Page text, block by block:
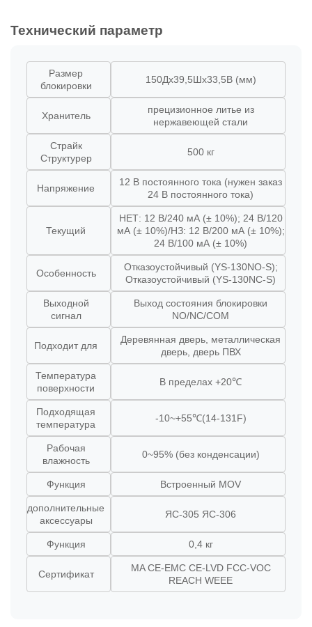
Технический параметр
Размер
блокировки
150Дx39,5Шx33,5В (мм)
Хранитель
прецизионное литье из
нержавеющей стали
Страйк
Структурер
500 кг
Напряжение
12 В постоянного тока (нужен заказ
24 В постоянного тока)
Текущий
НЕТ: 12 В/240 мА (± 10%); 24 В/120
мА (± 10%)/НЗ: 12 В/200 мА (± 10%);
24 В/100 мА (± 10%)
Особенность
Отказоустойчивый (YS-130NO-S);
Отказоустойчивый (YS-130NC-S)
Выходной
сигнал
Выход состояния блокировки
NO/NC/COM
Подходит для
Деревянная дверь, металлическая
дверь, дверь ПВХ
Температура
поверхности
В пределах +20℃
Подходящая
температура
-10~+55℃(14-131F)
Рабочая
влажность
0~95% (без конденсации)
Функция Встроенный MOV
дополнительные
аксессуары
ЯС-305 ЯС-306
Функция 0,4 кг
Сертификат
MA CE-EMC CE-LVD FCC-VOC
REACH WEEE